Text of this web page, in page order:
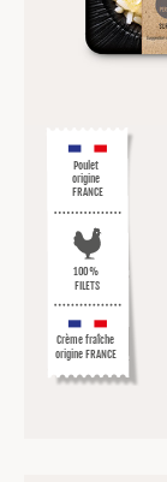
Poulet
origine
FRANCE
Crème fraîche
origine FRANCE
100%
FILETS